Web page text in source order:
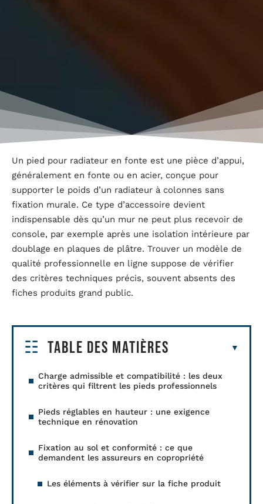
Un pied pour radiateur en fonte est une pièce d’appui,
généralement en fonte ou en acier, conçue pour
supporter le poids d’un radiateur à colonnes sans
fixation murale. Ce type d’accessoire devient
indispensable dès qu’un mur ne peut plus recevoir de
console, par exemple après une isolation intérieure par
doublage en plaques de plâtre. Trouver un modèle de
qualité professionnelle en ligne suppose de vérifier
des critères techniques précis, souvent absents des
fiches produits grand public.
Table des matières
Charge admissible et compatibilité : les deux
critères qui filtrent les pieds professionnels
Pieds réglables en hauteur : une exigence
technique en rénovation
Fixation au sol et conformité : ce que
demandent les assureurs en copropriété
Les éléments à vérifier sur la fiche produit